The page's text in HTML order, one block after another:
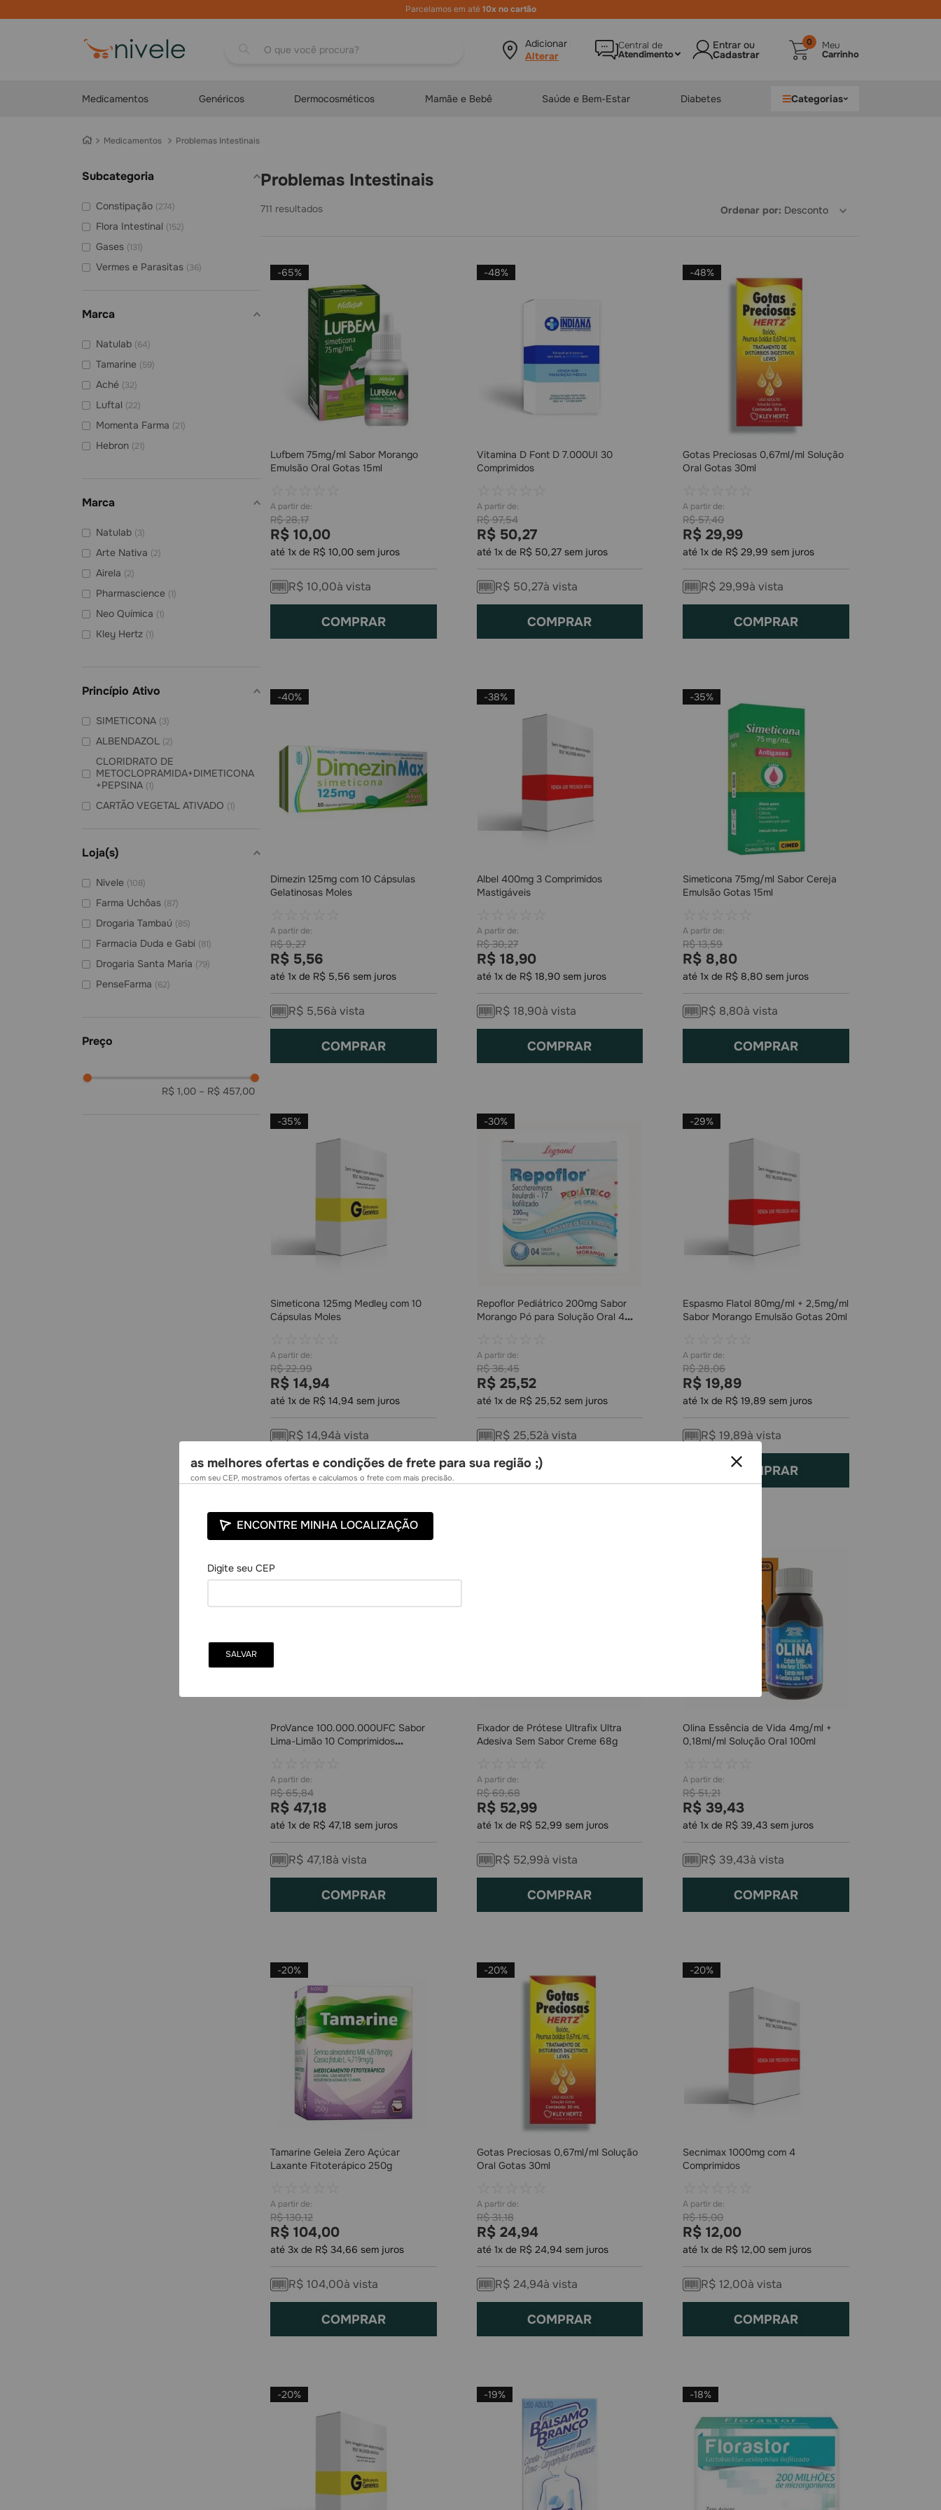
O que você procura? Adicionar local Central de
Atendimento
0 Meu
Carrinho
Medicamentos Genéricos Dermocosméticos Mamãe e Bebê Saúde e Bem-Estar Diabetes Categorias
Medicamentos Problemas Intestinais
Subcategoria
Constipação (274)
Flora Intestinal (152)
Gases (131)
Vermes e Parasitas (36)
Marca
Natulab (64)
Tamarine (59)
Aché (32)
Luftal (22)
Momenta Farma (21)
Hebron (21)
Fqm
Osorio Moraes
Marca
Natulab (3)
Arte Nativa (2)
Airela (2)
Pharmascience (1)
Neo Química (1)
Kley Hertz (1)
Princípio Ativo
SIMETICONA (3)
ALBENDAZOL (2)
CLORIDRATO DE
METOCLOPRAMIDA+DIMETICONA
+PEPSINA (1)
CARTÃO VEGETAL ATIVADO (1)
Loja(s)
Nivele (108)
Farma Uchôas (87)
Drogaria Tambaú (85)
Farmacia Duda e Gabi (81)
Drogaria Santa Maria (79)
PenseFarma (62)
Drogaria Smart Brasil
R$ 1,00 – R$ 457,00
Problemas Intestinais
711 Ordenar por Desconto
-65%
Lufbem 75mg/ml Sabor Morango
Emulsão Oral Gotas 15ml
R$ 28,17
R$ 10,00
até 1x de R$ 10,00 sem juros
R$ 10,00à vista
COMPRAR
-48%
Vitamina D Font D 7.000UI 30
Comprimidos
R$ 97,54
R$ 50,27
até 1x de R$ 50,27sem juros
R$ 50,27à vista
COMPRAR
-48%
Gotas Preciosas 0,67ml/ml Solução
Oral Gotas 30ml
R$ 57,40
R$ 29,99
até1x de R$ 29,99 sem juros
R$ 29,99à vista
COMPRAR
-40%
Dimezin 125mg com 10 Cápsulas
Gelatinosas Moles
R$ 9,27
R$ 5,56
até 1x de R$ 5,56 sem juros
R$ 5,56à vista
COMPRAR
-38%
Albel 400mg 3 Comprimidos
Mastigáveis
R$ 30,27
R$ 18,90
até 1x de R$ 18,90sem juros
R$ 18,90à vista
COMPRAR
-35%
Simeticona 75mg/ml Sabor Cereja
Emulsão Gotas 15ml
R$ 13,59
R$ 8,80
até1x de R$ 8,80 sem juros
R$ 8,80à vista
COMPRAR
-35%
Simeticona 125mg Medley com 10
Cápsulas Moles
R$ 22,99
R$ 14,94
até 1x de R$ 14,94 sem juros
R$ 14,94à vista
COMPRAR
-30%
Repoflor Pediátrico 200mg Sabor
Morango Pó para Solução Oral 4
R$ 36,45
R$ 25,52
até 1x de R$ 25,52sem juros
R$ 25,52à vista
COMPRAR
-29%
Espasmo Flatol 80mg/ml + 2,5mg/ml
Sabor Morango Emulsão Gotas 20ml
R$ 28,06
R$ 19,89
até1x de R$ 19,89 sem juros
R$ 19,89à vista
COMPRAR
ProVance 100.000.000UFC Sabor
Lima-Limão 10 Comprimidos
Mastigáveis
R$ 65,84
R$ 47,18
até 1x de R$ 47,18 sem juros
R$ 47,18à vista
COMPRAR
Fixador de Prótese Ultrafix Ultra
Adesiva Sem Sabor Creme 68g
R$ 69,68
R$ 52,99
até 1x de R$ 52,99 sem juros
R$ 52,99à vista
COMPRAR
Olina Essência de Vida 4mg/ml +
0,18ml/ml Solução Oral 100ml
R$ 51,21
R$ 39,43
até1x de R$ 39,43 sem juros
R$ 39,43à vista
COMPRAR
-20%
Tamarine Geleia Zero Açúcar
Laxante Fitoterápico 250g
R$ 130,12
R$ 104,00
até 3x de R$ 34,66 sem juros
R$ 104,00à vista
COMPRAR
-20%
Gotas Preciosas 0,67ml/ml Solução
Oral Gotas 30ml
R$ 31,18
R$ 24,94
até 1x de R$ 24,94sem juros
R$ 24,94à vista
COMPRAR
-20%
Secnimax 1000mg com 4
Comprimidos
R$ 15,00
R$ 12,00
até1x de R$ 12,00 sem juros
R$ 12,00à vista
COMPRAR
-20% -19% -18%
as melhores ofertas e condições de frete para sua região ;)
com seu CEP, mostramos ofertas e calculamos o frete com mais precisão.
ENCONTRE MINHA LOCALIZAÇÃO